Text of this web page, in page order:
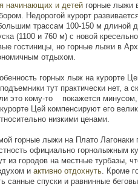
начинающих и детей горные лыжи
Недорогой курорт
трассам 100-150 м длиной
(1100 и 760 м) с новой
гостиницы, но горные лыжи в
отдыхом.
горных лыж на курорте
тут практически нет, а
это кому-то покажется
Цей компенсируют его
низкими ценами.
горные лыжи на Плато Лагонаки
официально горнолыжным
из городов на местные турбазы,
и активно отдохнуть. Кроме
санные спуски и равнинные